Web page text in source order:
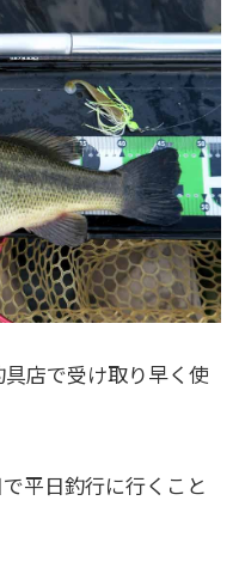
店で受け取り早く使
平日釣行に行くこと